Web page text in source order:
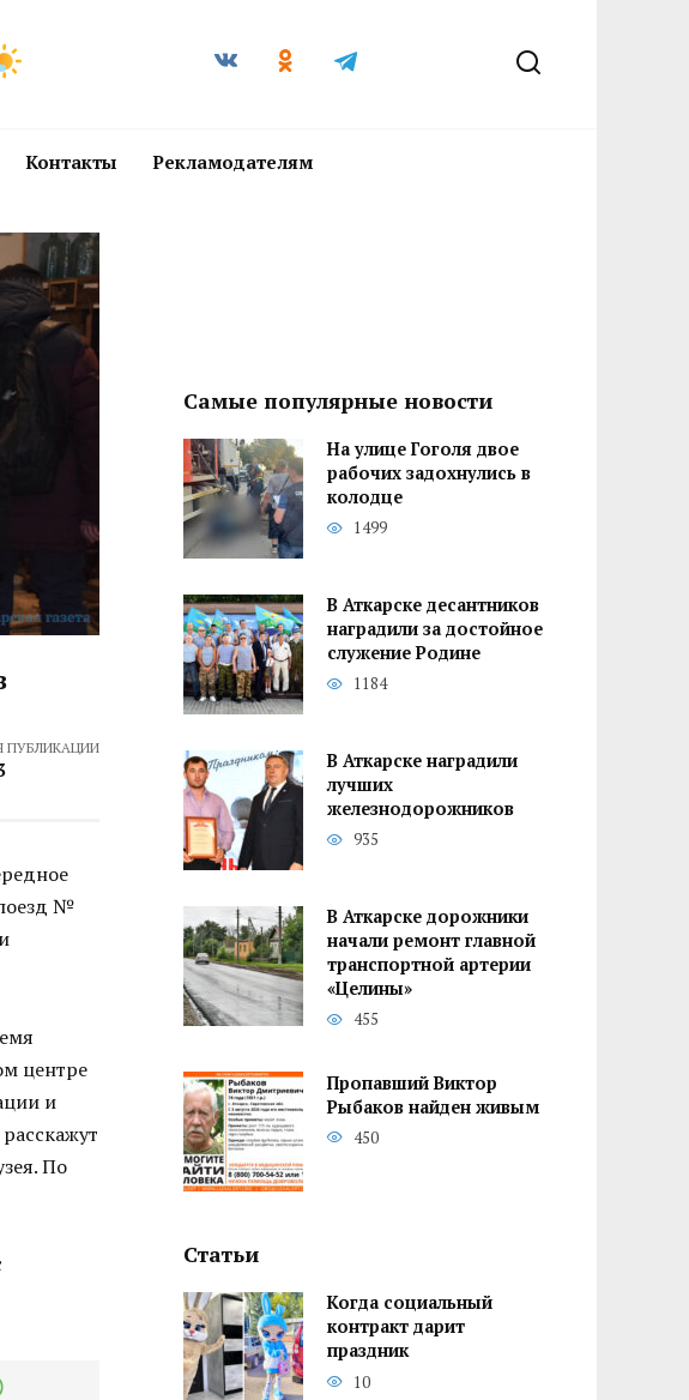
Контакты Рекламодателям
ПУБЛИКАЦИИ
№
центре
и
По
Самые популярные новости
На улице Гоголя двое
рабочих задохнулись в
колодце
1499
В Аткарске десантников
наградили за достойное
служение Родине
1184
В Аткарске наградили
лучших
железнодорожников
935
В Аткарске дорожники
начали ремонт главной
транспортной артерии
«Целины»
455
Пропавший Виктор
Рыбаков найден живым
450
Статьи
Когда социальный
контракт дарит
праздник
10